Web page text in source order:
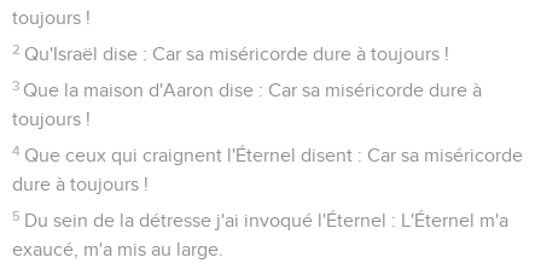
toujours !
2 Qu'Israël dise : Car sa miséricorde dure à toujours !
3 Que la maison d'Aaron dise : Car sa miséricorde dure à
toujours !
4 Que ceux qui craignent l'Éternel disent : Car sa miséricorde
dure à toujours !
5 Du sein de la détresse j'ai invoqué l'Éternel : L'Éternel m'a
exaucé, m'a mis au large.